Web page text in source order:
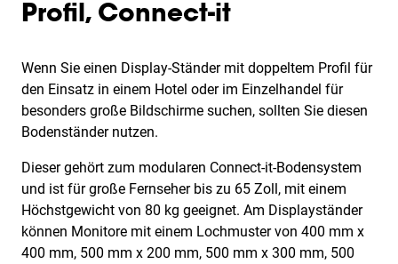
Profil, Connect-it
Wenn Sie einen Display-Ständer mit doppeltem Profil für
den Einsatz in einem Hotel oder im Einzelhandel für
besonders große Bildschirme suchen, sollten Sie diesen
Bodenständer nutzen.
Dieser gehört zum modularen Connect-it-Bodensystem
und ist für große Fernseher bis zu 65 Zoll, mit einem
Höchstgewicht von 80 kg geeignet. Am Displayständer
können Monitore mit einem Lochmuster von 400 mm x
400 mm, 500 mm x 200 mm, 500 mm x 300 mm, 500